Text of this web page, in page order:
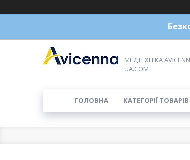
МЕДТЕХНІКА
UA.COM
ГОЛОВНА КАТЕГОРІЇ ТОВАРІВ